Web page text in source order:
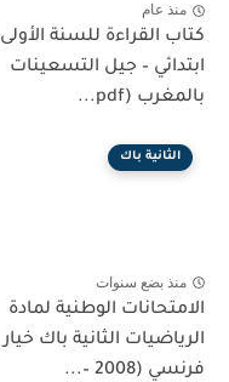
منذ عام
كتاب القراءة للسنة الأولى
ابتدائي – جيل التسعينات
بالمغرب (pdf...
الثانية باك
منذ بضع سنوات
الامتحانات الوطنية لمادة
الرياضيات الثانية باك خيار
فرنسي (2008 –...